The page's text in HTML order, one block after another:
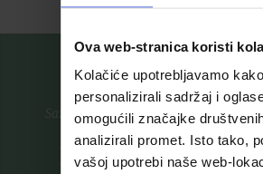
Ova web-stranica koristi
Kolačiće upotrebljavamo
personalizirali sadržaj i
omogućili značajke
analizirali promet. Isto tako,
vašoj upotrebi naše web-
Saznajte prvi za nove proizvode i
Prijavite se na listu